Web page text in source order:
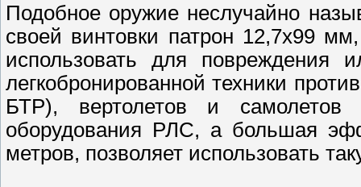
Подобное оружие неслучайно
своей винтовки патрон 12,7х99
использовать для повреждения
легкобронированной техники
БТР), вертолетов и
оборудования РЛС, а большая
метров, позволяет использовать